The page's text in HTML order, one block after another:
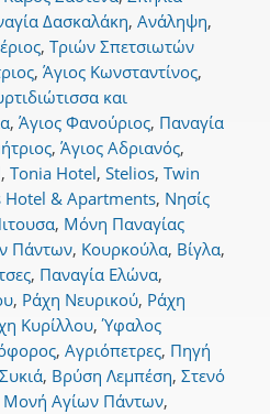
Δασκαλάκη, Ανάληψη,
, Τριών Σπετσιωτών
, Άγιος Κωνσταντίνος,
και
, Άγιος Φανούριος, Παναγία
, Άγιος Αδριανός,
, Tonia Hotel, Stelios, Twin
Hotel & Apartments, Νησίς
, Μόνη Παναγίας
Πάντων, Κουρκούλα, Βίγλα,
, Παναγία Ελώνα,
, Ράχη Νευρικού, Ράχη
Κυρίλλου,Ύφαλος
, Αγριόπετρες, Πηγή
, Βρύση Λεμπέση, Στενό
Μονή Αγίων Πάντων,